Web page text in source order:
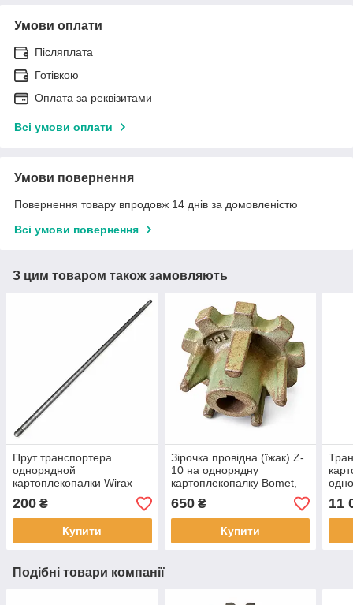
Умови оплати
Післяплата
Готівкою
Оплата за реквізитами
Всі умови оплати
Умови повернення
Повернення товару впродовж 14 днів за домовленістю
Всі умови повернення
З цим товаром також замовляють
Прут транспортера
однорядной
картоплекопалки Wirax
200 ₴
Купити
Зірочка провідна (їжак) Z-
10 на однорядну
картоплекопалку Bomet,
Wirax
650₴
Купити
11
Подібні товари компанії